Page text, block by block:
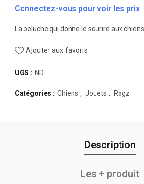
Connectez-vous pour voir les prix
La peluche qui donne le sourire aux chiens.
Ajouter aux favoris
UGS : ND
Catégories : Chiens , Jouets , Rogz
Description
Les + produit